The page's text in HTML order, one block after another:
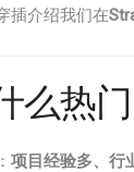
插介绍我们在
么热
项目经验多、行